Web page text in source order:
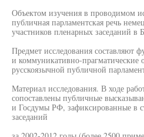
Объектом изучения в проводимом
публичная парламентская речь
участников пленарных заседаний
Предмет исследования составляют
и коммуникативно-прагматические
русскоязычной публичной
Материал исследования. В ходе
сопоставлены публичные
и Госдумы РФ, зафиксированные в
заседаний